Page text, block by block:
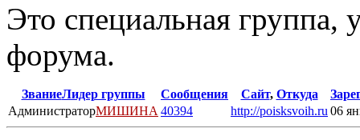
Это специальная группа,
форума.
ЗваниеЛидер группы Сообщения Сайт, Откуда
АдминистраторМИШИНА 40394 http://poisksvoih.ru 06